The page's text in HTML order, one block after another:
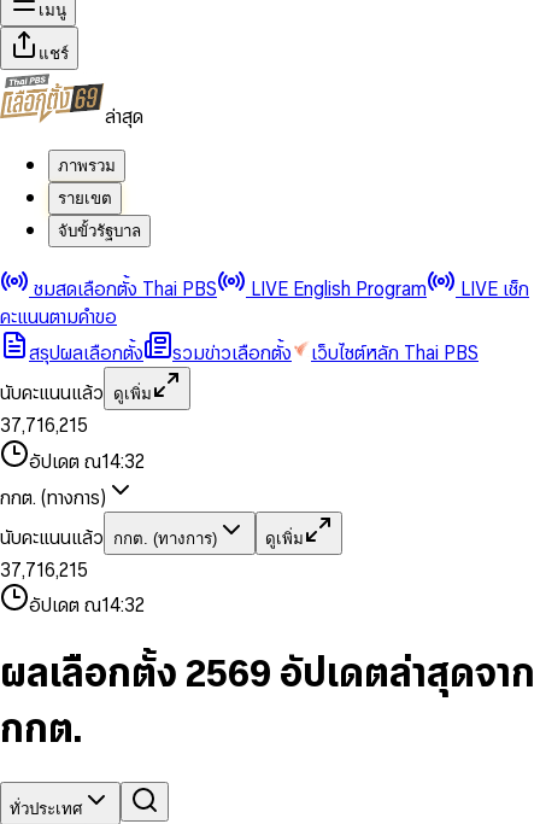
เมนู
แชร์
ล่าสุด
ภาพรวม
รายเขต
จับขั้วรัฐบาล
ชมสดเลือกตั้ง Thai PBS LIVE English Program
LIVE เช็ก
คะแนนตามคำขอ
สรุปผลเลือกตั้ง
รวมข่าวเลือกตั้ง
เว็บไซต์หลัก Thai PBS
นับคะแนนแล้ว
ดูเพิ่ม
0
1
2
3
4
5
6
8
9
0
1
2
3
4
5
6
7
8
9
,
0
1
2
4
6
7
8
9
0
1
2
3
4
5
6
7
8
9
0
1
3
5
6
7
8
9
,
1
2
4
5
7
8
9
0
1
3
4
6
7
8
9
0
2
3
4
5
7
8
อัปเดต ณ14:32
กกต. (ทางการ)
นับคะแนนแล้ว
กกต. (ทางการ) ดูเพิ่ม
0
1
2
3
4
5
7
8
0
1
2
4
5
6
7
8
9
,
0
1
2
4
6
7
8
9
0
1
2
3
5
6
8
9
0
1
3
5
6
7
8
,
1
2
4
6
7
9
0
1
3
5
6
8
9
0
2
3
4
5
7
9
อัปเดต ณ14:32
ผลเลือกตั้ง 2569 อัปเดตล่าสุดจาก
กกต.
ทั่วประเทศ